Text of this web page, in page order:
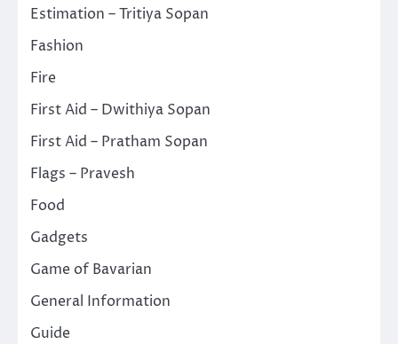
Estimation – Tritiya Sopan
Fashion
Fire
First Aid – Dwithiya Sopan
First Aid – Pratham Sopan
Flags – Pravesh
Food
Gadgets
Game of Bavarian
General Information
Guide